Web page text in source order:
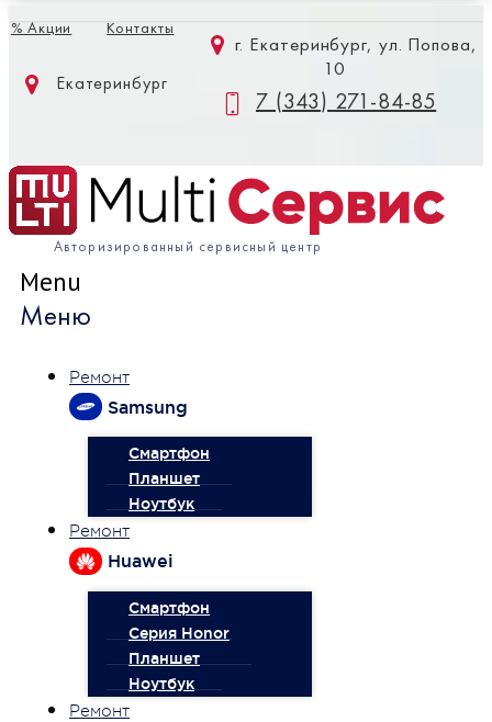
% Акции Контакты
Екатеринбург
г. Екатеринбург, ул. Попова,
10
7 (343) 271-84-85
Авторизированный сервисный центр
Menu
Меню
Ремонт
Samsung
Смартфон
Планшет
Ноутбук
Ремонт
Huawei
Смартфон
Серия Honor
Планшет
Ноутбук
Ремонт